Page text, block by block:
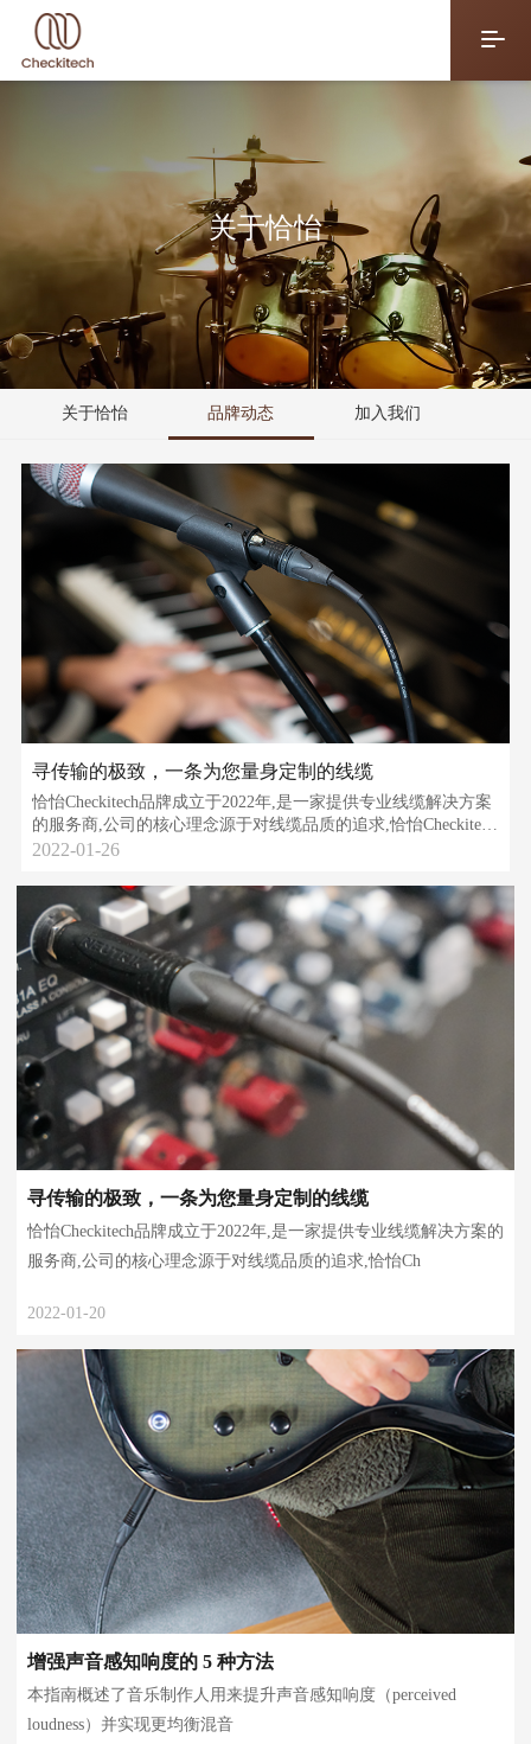
关于恰怡
关于恰怡 品牌动态 加入我们
寻传输的极致，一条为您量身定制的线缆
恰怡Checkitech品牌成立于2022年,是一家提供专业线缆解决方案
的服务商,公司的核心理念源于对线缆品质的追求,恰怡Checkitech
线缆拥有独立的技术研发团队
2022-01-26
寻传输的极致，一条为您量身定制的线缆
恰怡Checkitech品牌成立于2022年,是一家提供专业线缆解决方案的
服务商,公司的核心理念源于对线缆品质的追求,恰怡Ch
2022-01-20
增强声音感知响度的 5 种方法
本指南概述了音乐制作人用来提升声音感知响度（perceived
loudness）并实现更均衡混音